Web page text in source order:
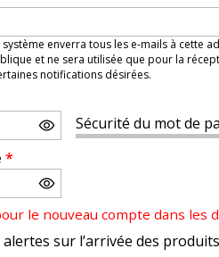
enverra tous les e-mails à cette
et ne sera utilisée que pour la
notifications désirées.
Sécurité du mot de
*
le nouveau compte dans les
sur l’arrivée des